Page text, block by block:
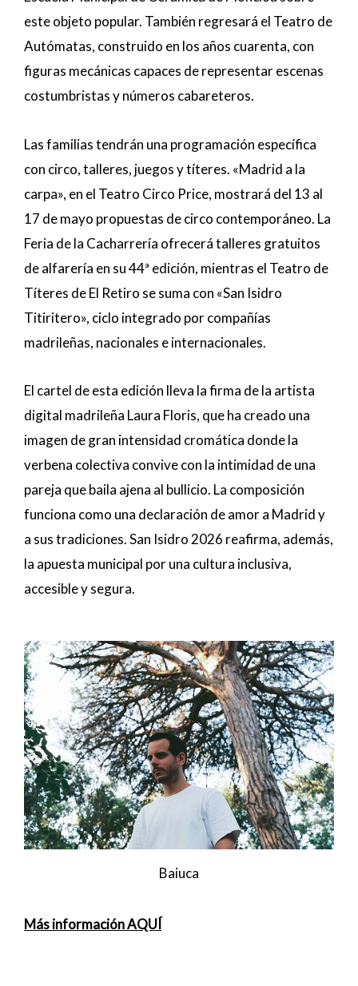
este objeto popular. También regresará el Teatro de
Autómatas, construido en los años cuarenta, con
figuras mecánicas capaces de representar escenas
costumbristas y números cabareteros.
Las familias tendrán una programación específica
con circo, talleres, juegos y títeres. «Madrid a la
carpa», en el Teatro Circo Price, mostrará del 13 al
17 de mayo propuestas de circo contemporáneo. La
Feria de la Cacharrería ofrecerá talleres gratuitos
de alfarería en su 44ª edición, mientras el Teatro de
Títeres de El Retiro se suma con «San Isidro
Titiritero», ciclo integrado por compañías
madrileñas, nacionales e internacionales.
El cartel de esta edición lleva la firma de la artista
digital madrileña Laura Floris, que ha creado una
imagen de gran intensidad cromática donde la
verbena colectiva convive con la intimidad de una
pareja que baila ajena al bullicio. La composición
funciona como una declaración de amor a Madrid y
a sus tradiciones. San Isidro 2026 reafirma, además,
la apuesta municipal por una cultura inclusiva,
accesible y segura.
Baiuca
Más información AQUÍ